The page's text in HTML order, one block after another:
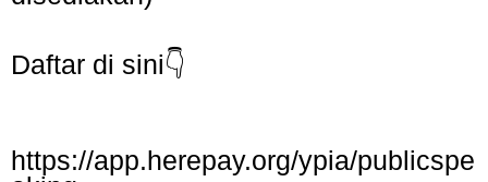
Daftar di sini👇
https://app.herepay.org/ypia/publicspe